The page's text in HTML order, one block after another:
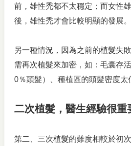
前，雄性禿都不太穩定；而女性
後，雄性禿才會比較明顯的發展。
另一種情況，因為之前的植髮失
需再次植髮來加密，如：毛囊存
0％頭髮）、種植區的頭髮密度太
二次植髮，醫生經驗很重
第二、三次植髮的難度相較於初